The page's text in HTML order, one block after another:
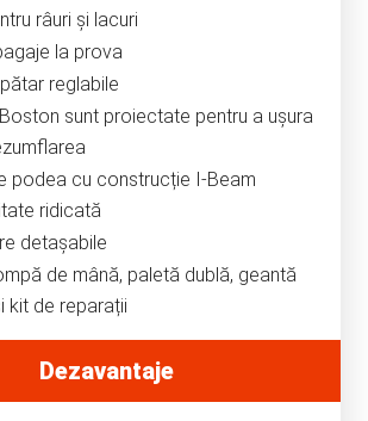
râuri și lacuri
la prova
reglabile
sunt proiectate pentru a ușura
podea cu construcție I-Beam
ridicată
detaşabile
de mână, paletă dublă, geantă
kit de reparații
Dezavantaje